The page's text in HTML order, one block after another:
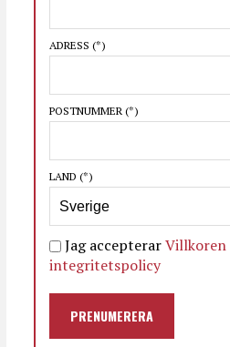
ADRESS (*)
POSTNUMMER (*)
LAND (*)
Jag accepterarVillkoren
integritetspolicy
PRENUMERERA